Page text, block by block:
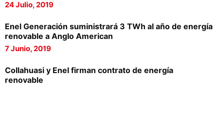
Columnas de Opinión
Designaciones
Revistas Digital
24 Julio, 2019
Enel Generación suministrará 3 TWh al año de energía
renovable a Anglo American
7 Junio, 2019
Collahuasi y Enel firman contrato de energía
renovable